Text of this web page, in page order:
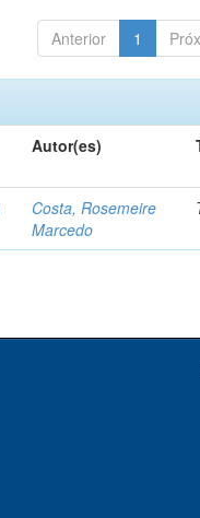
Anterior 1
Autor(es)
Costa, Rosemeire
Marcedo